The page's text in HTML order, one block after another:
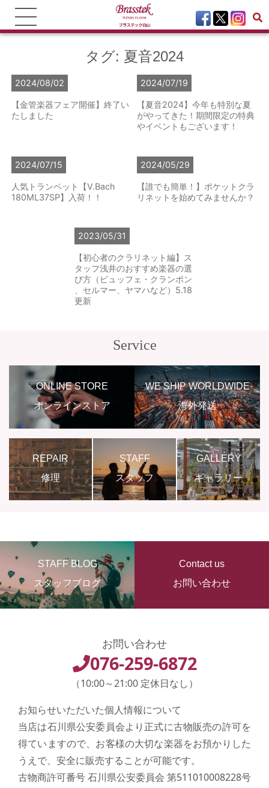
タグ: 夏音2024
2024/08/02
【金管楽器フェア開催】終了い
たしました
2024/07/19
【夏音2024】今年も特別な夏
がやってきた！期間限定の特典
やイベントもございます！
2024/07/15
人気トランペット【V.Bach
180ML37SP】入荷！！
2024/05/29
【誰でも簡単！】ポケットクラ
リネットを始めてみませんか？
2023/05/31
【初心者のクラリネット編】ス
タッフ浅井のおすすめ楽器の選
び方（ビュッフェ・クランポン
、セルマー、ヤマハなど）5.18
更新
Service
ONLINE STORE
オンラインストア
WE SHIP WORLDWIDE
海外発送
REPAIR
修理
STAFF
スタッフ
GALLERY
ギャラリー
STAFF BLOG
スタッフブログ
Contact us
お問い合わせ
お問い合わせ
076-259-6872
（10:00～21:00 定休日なし）
お知らせいただいた個人情報について
当店は石川県公安委員会より正式に古物販売の許可を
得ていますので、お客様の大切な楽器をお預かりした
うえで、安全に販売することが可能です。
古物商許可番号 石川県公安委員会 第511010008228号